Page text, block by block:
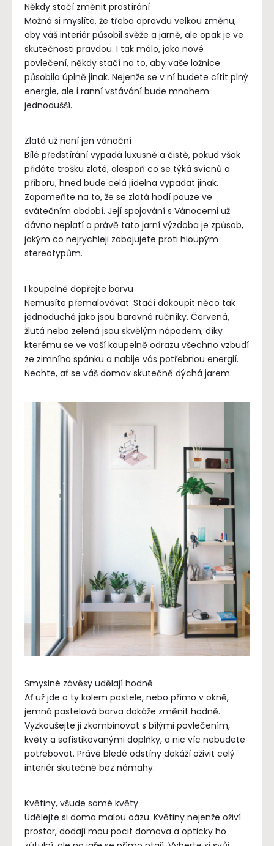
Někdy stačí změnit prostírání
Možná si myslíte, že třeba opravdu velkou změnu,
aby váš interiér působil svěže a jarně, ale opak je ve
skutečnosti pravdou. I tak málo, jako nové
povlečení, někdy stačí na to, aby vaše ložnice
působila úplně jinak. Nejenže se v ní budete cítit plný
energie, ale i ranní vstávání bude mnohem
jednodušší.
Zlatá už není jen vánoční
Bílé předstírání vypadá luxusně a čistě, pokud však
přidáte trošku zlaté, alespoň co se týká svícnů a
příboru, hned bude celá jídelna vypadat jinak.
Zapomeňte na to, že se zlatá hodí pouze ve
svátečním období. Její spojování s Vánocemi už
dávno neplatí a právě tato jarní výzdoba je způsob,
jakým co nejrychleji zabojujete proti hloupým
stereotypům.
I koupelně dopřejte barvu
Nemusíte přemalovávat. Stačí dokoupit něco tak
jednoduché jako jsou barevné ručníky. Červená,
žlutá nebo zelená jsou skvělým nápadem, díky
kterému se ve vaší koupelně odrazu všechno vzbudí
ze zimního spánku a nabije vás potřebnou energií.
Nechte, ať se váš domov skutečně dýchá jarem.
Smyslné závěsy udělají hodně
Ať už jde o ty kolem postele, nebo přímo v okně,
jemná pastelová barva dokáže změnit hodně.
Vyzkoušejte ji zkombinovat s bílými povlečením,
květy a sofistikovanými doplňky, a nic víc nebudete
potřebovat. Právě bledé odstíny dokáží oživit celý
interiér skutečně bez námahy.
Květiny, všude samé květy
Udělejte si doma malou oázu. Květiny nejenže oživí
prostor, dodají mou pocit domova a opticky ho